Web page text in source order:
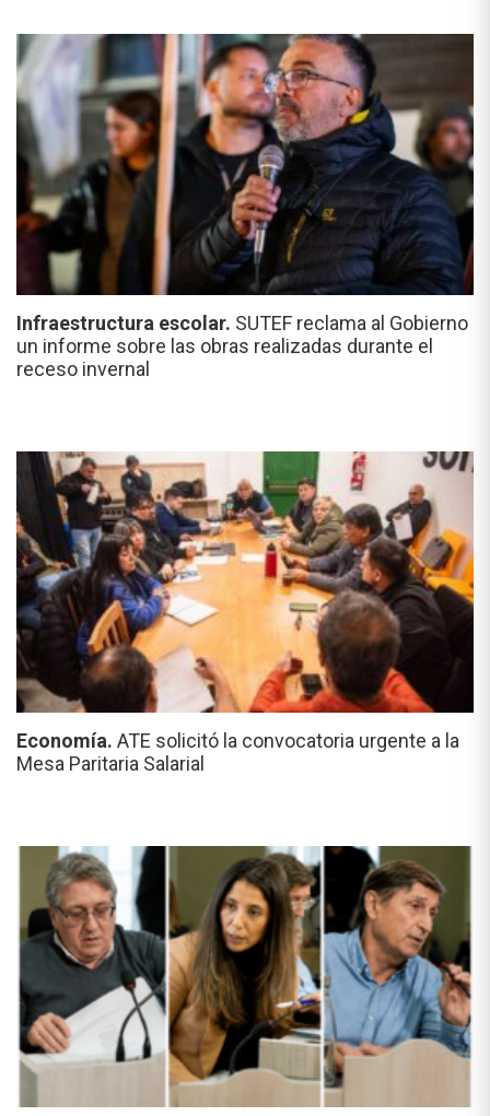
Infraestructura escolar. SUTEF reclama al Gobierno
un informe sobre las obras realizadas durante el
receso invernal
Economía. ATE solicitó la convocatoria urgente a la
Mesa Paritaria Salarial